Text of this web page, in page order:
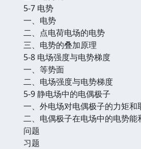
5-7 电势
一、电势
二、点电荷电场的电势
三、电势的叠加原理
5-8 电场强度与电势梯度
一、等势面
二、电场强度与电势梯度
5-9 静电场中的电偶极子
一、外电场对电偶极子的力矩和
二、电偶极子在电场中的电势能
问题
习题